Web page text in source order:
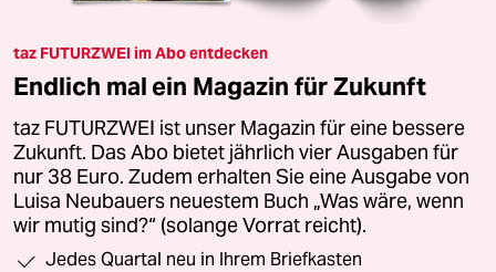
taz FUTURZWEI im Abo entdecken
Endlich mal ein Magazin für Zukunft
taz FUTURZWEI ist unser Magazin für eine bessere
Zukunft. Das Abo bietet jährlich vier Ausgaben für
nur 38 Euro. Zudem erhalten Sie eine Ausgabe von
Luisa Neubauers neuestem Buch „Was wäre, wenn
wir mutig sind?“ (solange Vorrat reicht).
Jedes Quartal neu in Ihrem Briefkasten